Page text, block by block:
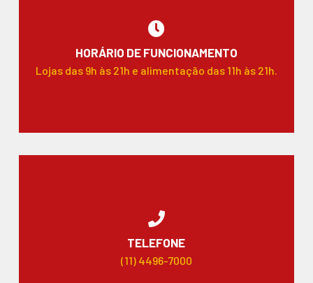
HORÁRIO DE FUNCIONAMENTO
Lojas das 9h às 21h e alimentação das 11h às 21h.
TELEFONE
(11) 4496-7000